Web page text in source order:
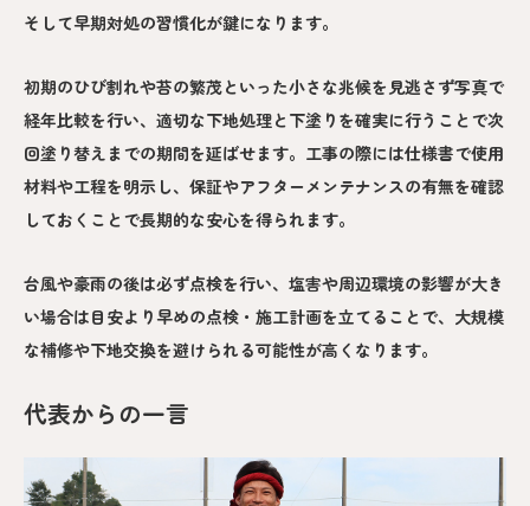
そして早期対処の習慣化が鍵になります。
初期のひび割れや苔の繁茂といった小さな兆候を見逃さず写真で
経年比較を行い、適切な下地処理と下塗りを確実に行うことで次
回塗り替えまでの期間を延ばせます。工事の際には仕様書で使用
材料や工程を明示し、保証やアフターメンテナンスの有無を確認
しておくことで長期的な安心を得られます。
台風や豪雨の後は必ず点検を行い、塩害や周辺環境の影響が大き
い場合は目安より早めの点検・施工計画を立てることで、大規模
な補修や下地交換を避けられる可能性が高くなります。
代表からの一言